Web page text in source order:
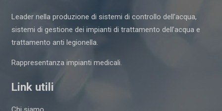
Leader nella produzione di sistemi di controllo dell’acqua,
sistemi di gestione dei impianti di trattamento dell’acqua e
trattamento anti legionella.
Rappresentanza impianti medicali.
Link utili